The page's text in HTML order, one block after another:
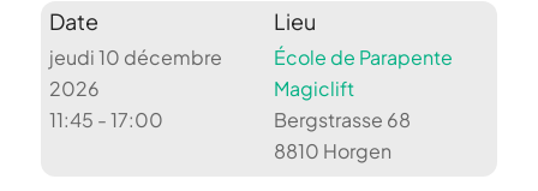
Date
jeudi 10 décembre
2026
11:45 - 17:00
Lieu
École de Parapente
Magiclift
Bergstrasse 68
8810 Horgen